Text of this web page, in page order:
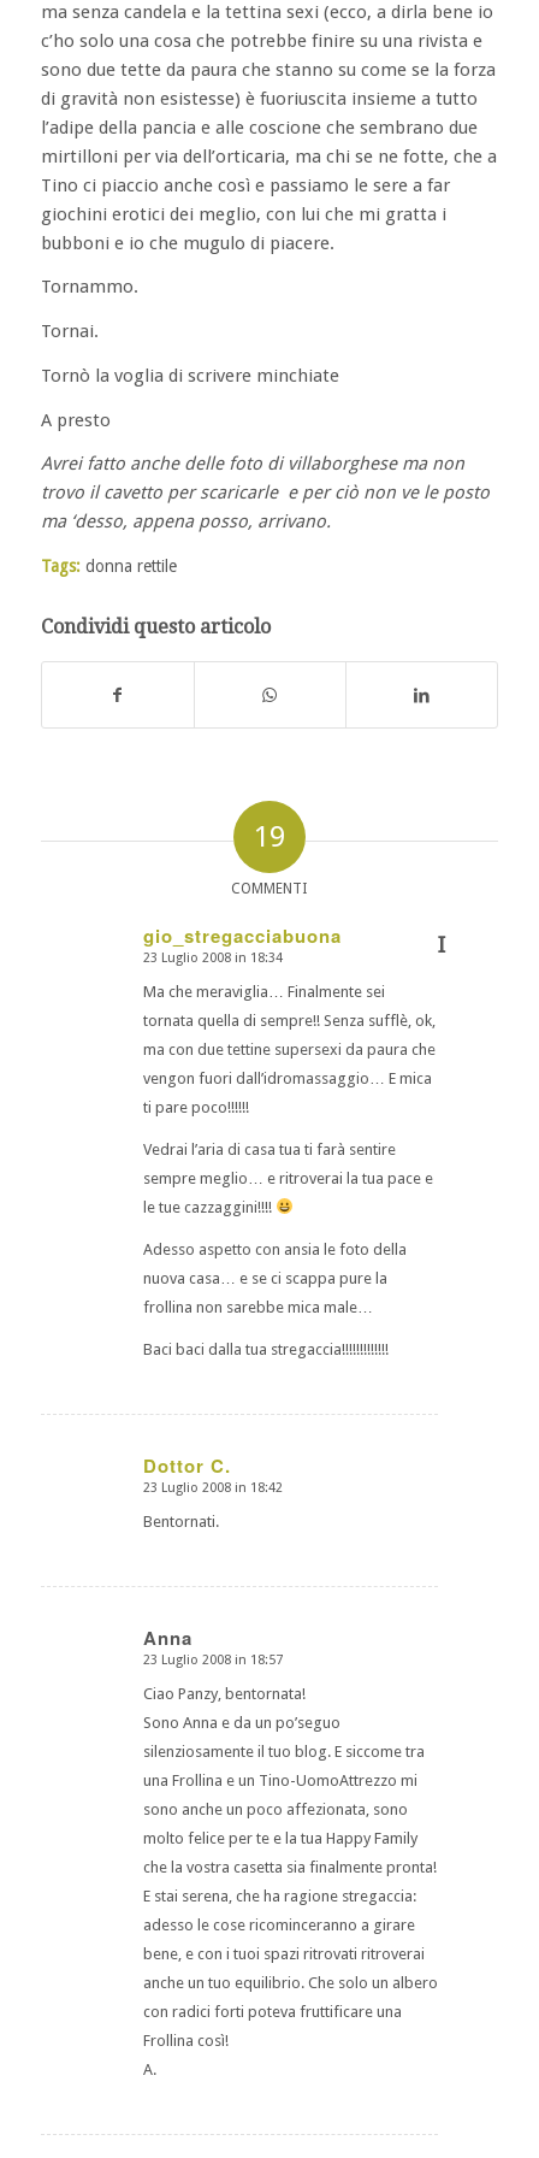
ma senza candela e la tettina sexi (ecco, a dirla bene io
c’ho solo una cosa che potrebbe finire su una rivista e
sono due tette da paura che stanno su come se la forza
di gravità non esistesse) è fuoriuscita insieme a tutto
l’adipe della pancia e alle coscione che sembrano due
mirtilloni per via dell’orticaria, ma chi se ne fotte, che a
Tino ci piaccio anche così e passiamo le sere a far
giochini erotici dei meglio, con lui che mi gratta i
bubboni e io che mugulo di piacere.
Tornammo.
Tornai.
Tornò la voglia di scrivere minchiate
A presto
Avrei fatto anche delle foto di villaborghese ma non
trovo il cavetto per scaricarle e per ciò non ve le posto
ma ‘desso, appena posso, arrivano.
Tags: donna rettile
Condividi questo articolo
19
COMMENTI
gio_stregacciabuona
dice:
23 Luglio 2008 in 18:34
Ma che meraviglia… Finalmente sei
tornata quella di sempre!! Senza sufflè, ok,
ma con due tettine supersexi da paura che
vengon fuori dall’idromassaggio… E mica
ti pare poco!!!!!!
Vedrai l’aria di casa tua ti farà sentire
sempre meglio… e ritroverai la tua pace e
le tue cazzaggini!!!!
Adesso aspetto con ansia le foto della
nuova casa… e se ci scappa pure la
frollina non sarebbe mica male…
Baci baci dalla tua stregaccia!!!!!!!!!!!!!
Dottor C.
dice:
23 Luglio 2008 in 18:42
Bentornati.
Anna
dice:
23 Luglio 2008 in 18:57
Ciao Panzy, bentornata!
Sono Anna e da un po’seguo
silenziosamente il tuo blog. E siccome tra
una Frollina e un Tino-UomoAttrezzo mi
sono anche un poco affezionata, sono
molto felice per te e la tua Happy Family
che la vostra casetta sia finalmente pronta!
E stai serena, che ha ragione stregaccia:
adesso le cose ricominceranno a girare
bene, e con i tuoi spazi ritrovati ritroverai
anche un tuo equilibrio. Che solo un albero
con radici forti poteva fruttificare una
Frollina così!
A.
I